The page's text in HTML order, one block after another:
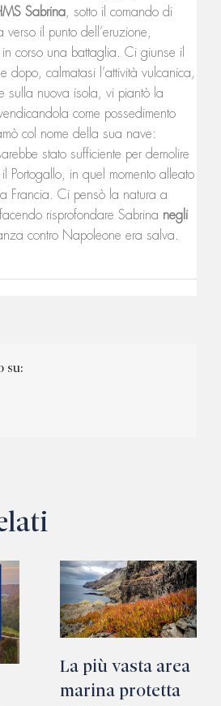
Sabrina, sotto il comando di
verso il punto dell’eruzione,
corso una battaglia. Ci giunse il
dopo, calmatasi l’attività vulcanica,
sulla nuova isola, vi piantò la
come possedimento
col nome della sua nave:
stato sufficiente per demolire
Portogallo, in quel momento alleato
Francia. Ci pensò la natura a
risprofondare Sabrina negli
contro Napoleone era salva.
su:
La più vasta area
marina protetta